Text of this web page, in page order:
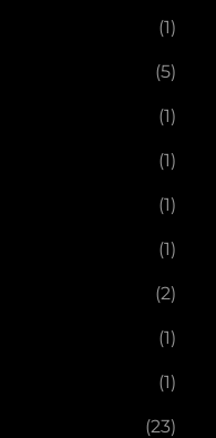
(1)
(5)
(1)
(1)
(1)
(1)
(2)
(1)
(1)
(23)